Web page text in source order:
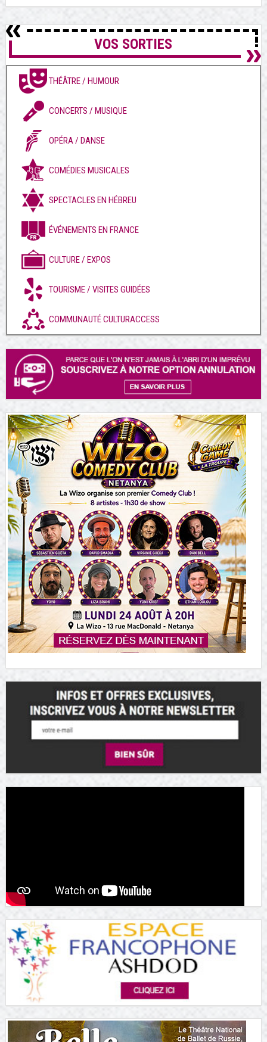
VOS SORTIES
THÉÂTRE / HUMOUR
CONCERTS / MUSIQUE
OPÉRA / DANSE
COMÉDIES MUSICALES
SPECTACLES EN HÉBREU
ÉVÉNEMENTS EN FRANCE
CULTURE / EXPOS
TOURISME / VISITES GUIDÉES
COMMUNAUTÉ CULTURACCESS